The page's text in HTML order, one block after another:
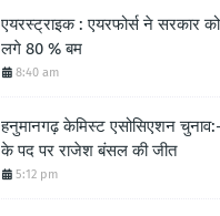
एयरस्ट्राइक : एयरफोर्स ने सरकार
लगे 80 % बम
8:40 am
हनुमानगढ़ केमिस्ट एसोसिएशन
के पद पर राजेश बंसल की जीत
5:12 pm